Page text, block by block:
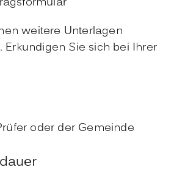
weitere Unterlagen
Erkundigen Sie sich bei Ihrer
oder der Gemeinde